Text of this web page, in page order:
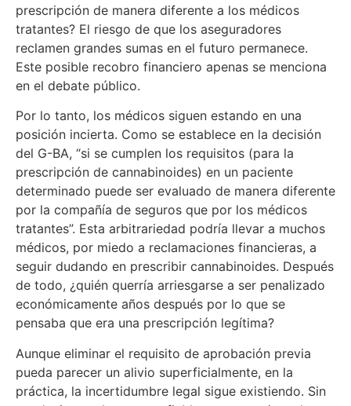
prescripción de manera diferente a los médicos
tratantes? El riesgo de que los aseguradores
reclamen grandes sumas en el futuro permanece.
Este posible recobro financiero apenas se menciona
en el debate público.
Por lo tanto, los médicos siguen estando en una
posición incierta. Como se establece en la decisión
del G-BA, “si se cumplen los requisitos (para la
prescripción de cannabinoides) en un paciente
determinado puede ser evaluado de manera diferente
por la compañía de seguros que por los médicos
tratantes”. Esta arbitrariedad podría llevar a muchos
médicos, por miedo a reclamaciones financieras, a
seguir dudando en prescribir cannabinoides. Después
de todo, ¿quién querría arriesgarse a ser penalizado
económicamente años después por lo que se
pensaba que era una prescripción legítima?
Aunque eliminar el requisito de aprobación previa
pueda parecer un alivio superficialmente, en la
práctica, la incertidumbre legal sigue existiendo. Sin